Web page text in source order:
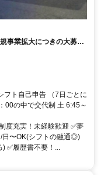
事業拡大につきの大募集
フト自己申告 （7日ごとに
00の中で交代制 土 6:45～
度充実！未経験歓迎 ✅夢
日〜OK(シフトの融通◎)
✅履歴書不要！...